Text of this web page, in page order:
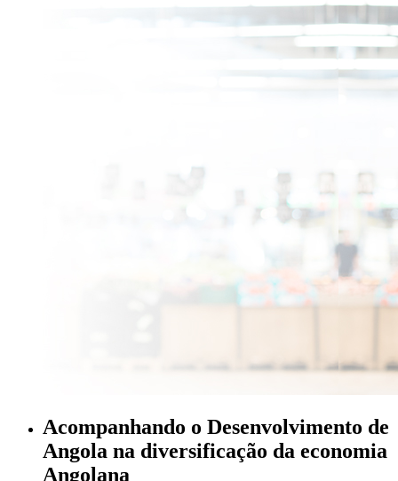
Acompanhando o Desenvolvimento de
Angola na diversificação da economia
Angolana